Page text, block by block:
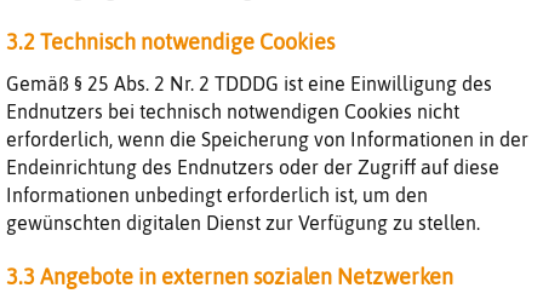
3.2 Technisch notwendige Cookies
Gemäß § 25 Abs. 2 Nr. 2 TDDDG ist eine Einwilligung des
Endnutzers bei technisch notwendigen Cookies nicht
erforderlich, wenn die Speicherung von Informationen in der
Endeinrichtung des Endnutzers oder der Zugriff auf diese
Informationen unbedingt erforderlich ist, um den
gewünschten digitalen Dienst zur Verfügung zu stellen.
3.3 Angebote in externen sozialen Netzwerken